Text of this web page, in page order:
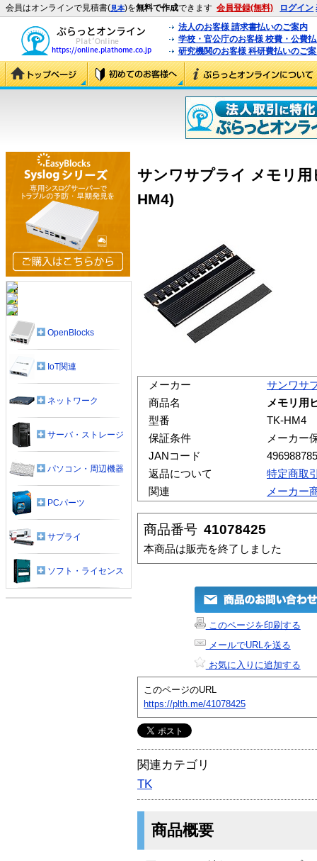
会員はオンラインで見積書(見本)を無料で作成できます 会員登録(無料) ログイン
法人のお客様 請求書払いのご案内
学校・官公庁のお客様 校費・公費
研究機関のお客様 科研費払いのご
サンワサプライ メモリ
HM4)
メーカー
サンワサ
商品名
メモリ用
型番
TK-HM4
保証条件
メーカー
JANコード
返品について
特定商取
関連
メーカー
商品番号 41078425
本商品は販売を終了しました
このページを印刷する
メールでURLを送る
お気に入りに追加する
このページのURL
https://plth.me/41078425
関連カテゴリ
TK
商品概要
OpenBlocks
IoT関連
ネットワーク
サーバ・ストレージ
パソコン・周辺機器
PCパーツ
サプライ
ソフト・ライセンス